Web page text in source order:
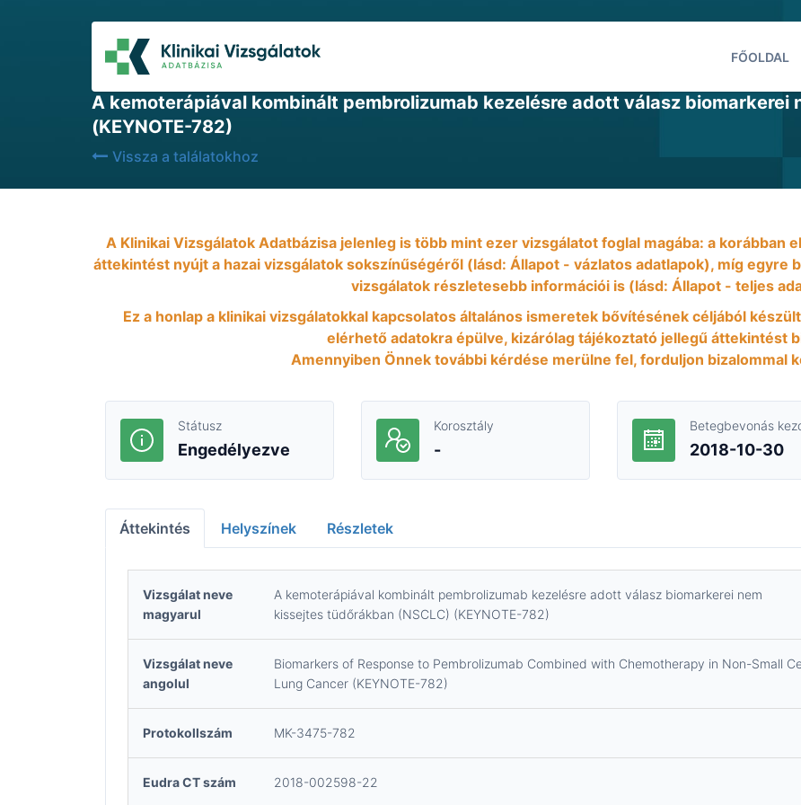
FŐOLDAL
2021-11-24
A kemoterápiával kombinált pembrolizumab kezelésre adott válasz biomarkerei
(KEYNOTE-782)
Vissza a találatokhoz
A Klinikai Vizsgálatok Adatbázisa jelenleg is több mint ezer vizsgálatot foglal magába: a korábban
áttekintést nyújt a hazai vizsgálatok sokszínűségéről (lásd: Állapot - vázlatos adatlapok), míg egyre
vizsgálatok részletesebb információi is (lásd: Állapot - teljes
Ez a honlap a klinikai vizsgálatokkal kapcsolatos általános ismeretek bővítésének céljából
elérhető adatokra épülve, kizárólag tájékoztató jellegű áttekintést
Amennyiben Önnek további kérdése merülne fel, forduljon bizalommal
Státusz
Engedélyezve
Korosztály
-
Betegbevonás
2018-10-30
Áttekintés Helyszínek Részletek
Vizsgálat neve
magyarul
A kemoterápiával kombinált pembrolizumab kezelésre adott válasz biomarkerei nem
kissejtes tüdőrákban (NSCLC) (KEYNOTE-782)
Vizsgálat neve
angolul
Biomarkers of Response to Pembrolizumab Combined with Chemotherapy in Non-Small
Lung Cancer (KEYNOTE-782)
Protokollszám MK-3475-782
Eudra CT szám 2018-002598-22